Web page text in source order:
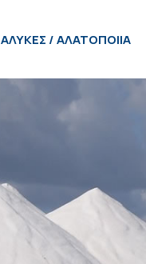
ΑΛΥΚΕΣ / ΑΛΑΤΟΠΟΙΙΑ